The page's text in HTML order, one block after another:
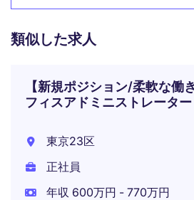
類似した求人
【新規ポジション/柔軟な働
フィスアドミニストレーター
東京23区
正社員
年収 600万円 - 770万円